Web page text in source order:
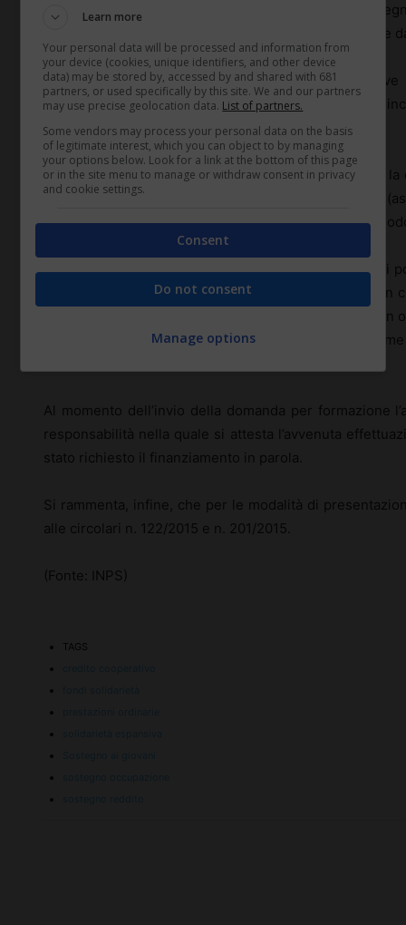
prestazioni, riguardanti i programmi formativi,
causale di solidarietà espansiva, già deliberate e fruite
Per ricorso congiunto alle prestazioni ordinarie deve
all’art. 7, comma 2 del D.I. 82761/2014 preveda una
le medesime prestazioni.
Nel caso di ricorso congiunto l’azienda che presenta
casella del “Si” ed indicare con quale prestazione
avviene il ricorso congiunto nonché specificare il
Le domande di finanziamento per interventi formativi
effettivamente fruiti, dal giorno successivo alla data in
quale viene richiesto il finanziamento e comunque non
dell’accordo se successiva. Il Comitato prende in
Al momento dell’invio della domanda per formazione
responsabilità nella quale si attesta l’avvenuta
stato richiesto il finanziamento in parola.
Si rammenta, infine, che per le modalità di
alle circolari n. 122/2015 e n. 201/2015.
(Fonte: INPS)
TAGS
Learn more
Your personal data will be processed and information from
your device (cookies, unique identifiers, and other device
data) may be stored by, accessed by and shared with 681
partners, or used specifically by this site. We and our partners
may use precise geolocation data. List of partners.
Some vendors may process your personal data on the basis
of legitimate interest, which you can object to by managing
your options below. Look for a link at the bottom of this page
or in the site menu to manage or withdraw consent in privacy
and cookie settings.
Consent
Do not consent
Manage options